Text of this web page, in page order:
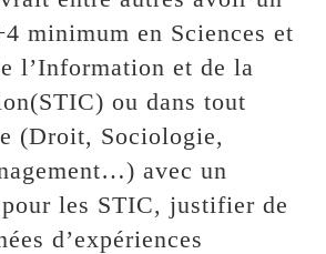
minimum en Sciences et
l’Information et de la
ou dans tout
(Droit, Sociologie,
avec un
les STIC, justifier de
d’expériences